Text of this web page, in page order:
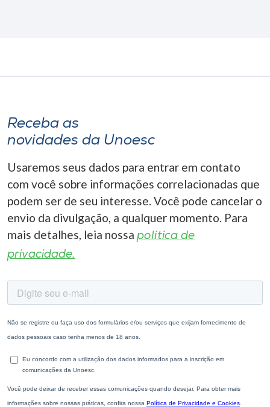
Receba as
novidades da Unoesc
Usaremos seus dados para entrar em contato
com você sobre informações correlacionadas que
podem ser de seu interesse. Você pode cancelar o
envio da divulgação, a qualquer momento. Para
mais detalhes, leia nossa política de
privacidade.